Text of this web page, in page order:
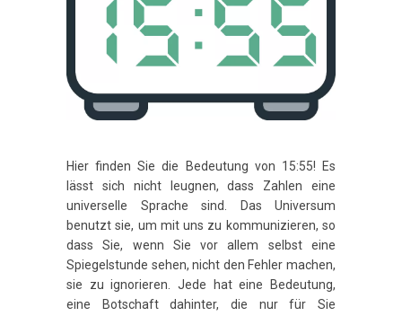
Hier finden Sie die Bedeutung von 15:55! Es
lässt sich nicht leugnen, dass Zahlen eine
universelle Sprache sind. Das Universum
benutzt sie, um mit uns zu kommunizieren, so
dass Sie, wenn Sie vor allem selbst eine
Spiegelstunde sehen, nicht den Fehler machen,
sie zu ignorieren. Jede hat eine Bedeutung,
eine Botschaft dahinter, die nur für Sie